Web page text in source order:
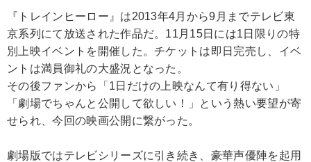
『トレインヒーロー』は2013年4月から9月までテレビ東
京系列にて放送された作品だ。11月15日には1日限りの特
別上映イベントを開催した。チケットは即日完売し、イベ
ントは満員御礼の大盛況となった。
その後ファンから「1日だけの上映なんて有り得ない」
「劇場でちゃんと公開して欲しい！」という熱い要望が寄
せられ、今回の映画公開に繋がった。
劇場版ではテレビシリーズに引き続き、豪華声優陣を起用